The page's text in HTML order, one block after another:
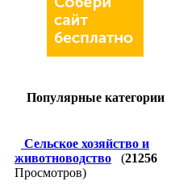
Популярные категории
Сельское хозяйство и
животноводство
(21256
Просмотров)